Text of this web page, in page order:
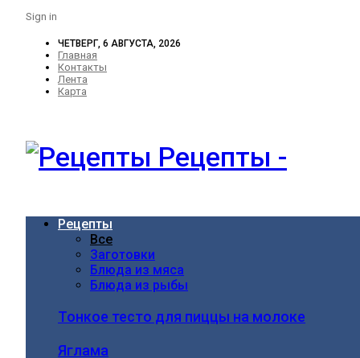
Sign in
ЧЕТВЕРГ, 6 АВГУСТА, 2026
Главная
Контакты
Лента
Карта
Рецепты -
Рецепты
Все
Заготовки
Блюда из мяса
Блюда из рыбы
Тонкое тесто для пиццы на молоке
Яглама